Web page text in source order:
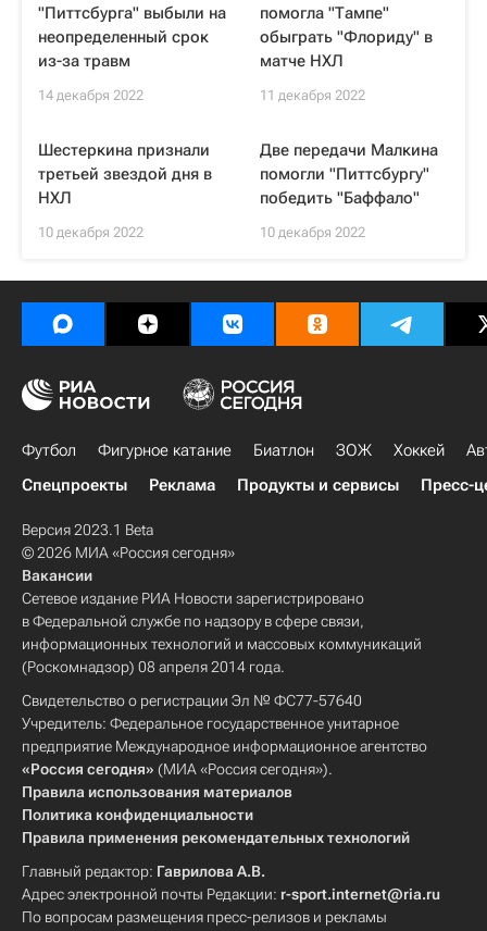
"Питтсбурга" выбыли на
неопределенный срок
из-за травм
14 декабря 2022
помогла "Тампе"
обыграть "Флориду" в
матче НХЛ
11 декабря 2022
Шестеркина признали
третьей звездой дня в
НХЛ
10 декабря 2022
Две передачи Малкина
помогли "Питтсбургу"
победить "Баффало"
10 декабря 2022
Футбол Фигурное катание Биатлон ЗОЖ Хоккей
Спецпроекты
Реклама Продукты и сервисы Пресс-
Версия 2023.1 Beta
© 2026 МИА «Россия сегодня»
Вакансии
Сетевое издание РИА Новости зарегистрировано
в Федеральной службе по надзору в сфере связи,
информационных технологий и массовых коммуникаций
(Роскомнадзор) 08 апреля 2014 года.
Свидетельство о регистрации Эл № ФС77-57640
Учредитель: Федеральное государственное унитарное
предприятие Международное информационное агентство
«Россия сегодня» (МИА «Россия сегодня»).
Правила использования материалов
Политика конфиденциальности
Правила применения рекомендательных технологий
Главный редактор: Гаврилова А.В.
Адрес электронной почты Редакции: r-sport.internet@ria.ru
По вопросам размещения пресс-релизов и рекламы